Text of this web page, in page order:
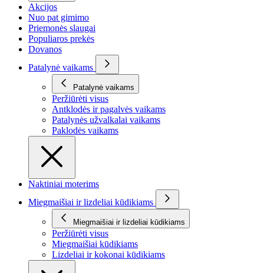
Akcijos
Nuo pat gimimo
Priemonės slaugai
Populiaros prekės
Dovanos
Patalynė vaikams
Patalynė vaikams
Peržiūrėti visus
Antklodės ir pagalvės vaikams
Patalynės užvalkalai vaikams
Paklodės vaikams
Naktiniai moterims
Miegmaišiai ir lizdeliai kūdikiams
Miegmaišiai ir lizdeliai kūdikiams
Peržiūrėti visus
Miegmaišiai kūdikiams
Lizdeliai ir kokonai kūdikiams